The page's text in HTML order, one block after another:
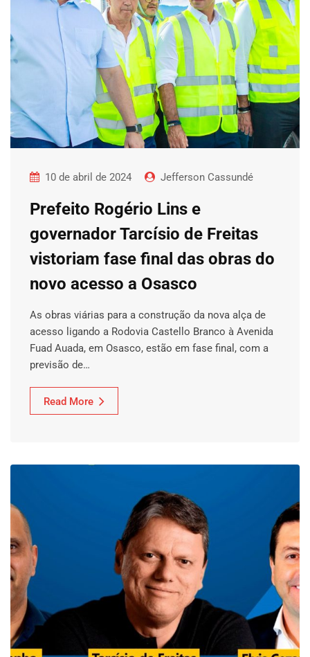
10 de abril de 2024 Jefferson Cassundé
Prefeito Rogério Lins e
governador Tarcísio de Freitas
vistoriam fase final das obras do
novo acesso a Osasco
As obras viárias para a construção da nova alça de
acesso ligando a Rodovia Castello Branco à Avenida
Fuad Auada, em Osasco, estão em fase final, com a
previsão de…
Read More